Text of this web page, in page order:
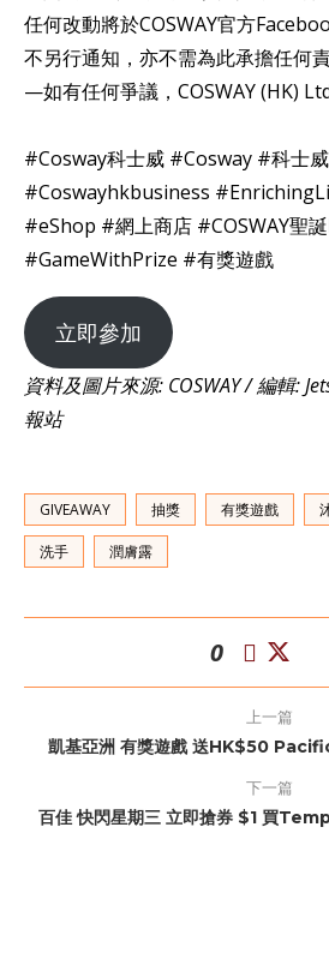
任何改動將於COSWAY官方
不另行通知，亦不需為此承擔任何責
—如有任何爭議，COSWAY (HK)
#Cosway科士威 #Cosway #科士
#Coswayhkbusiness
#eShop #網上商店 #COSWAY聖
#GameWithPrize #有獎遊戲
立即參加
資料及圖片來源: COSWAY / 編輯:
報站
GIVEAWAY 抽獎 有獎遊戲
洗手 潤膚露
0
上一篇
凱基亞洲 有獎遊戲 送HK$50
下一篇
百佳 快閃星期三 立即搶券 $1 買